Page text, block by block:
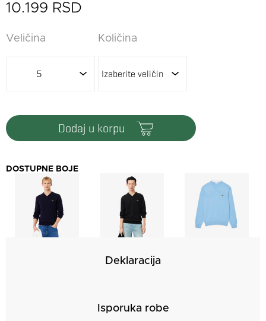
10.199 RSD
Veličina
5
Količina
dodaj u korpu
DOSTUPNE BOJE
Deklaracija
Isporuka robe